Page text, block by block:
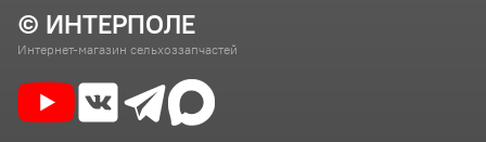
© ИНТЕРПОЛЕ
Интернет-магазин сельхоззапчастей